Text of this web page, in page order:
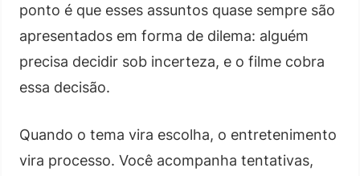
ponto é que esses assuntos quase sempre são
apresentados em forma de dilema: alguém
precisa decidir sob incerteza, e o filme cobra
essa decisão.
Quando o tema vira escolha, o entretenimento
vira processo. Você acompanha tentativas,